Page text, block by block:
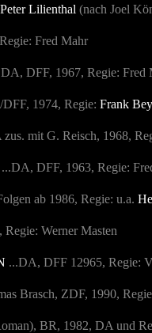
Peter Lilienthal (nach Joel
Fred Mahr
DFF, 1967, Regie: Fred
1974, Regie: Frank
zus. mit G. Reisch, 1968,
...DA, DFF, 1963, Regie:
ab 1986, Regie: u.a.
Werner Masten
...DA, DFF 12965, Regie:
Brasch, ZDF, 1990,
BR, 1982, DA und